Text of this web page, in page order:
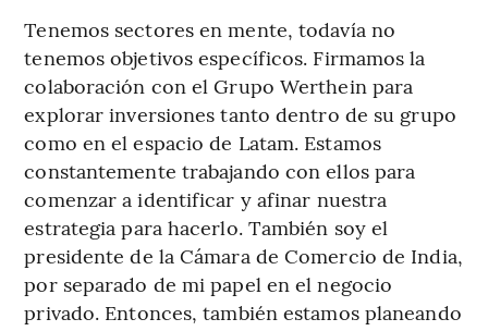
Tenemos sectores en mente, todavía no
tenemos objetivos específicos. Firmamos la
colaboración con el Grupo Werthein para
explorar inversiones tanto dentro de su grupo
como en el espacio de Latam. Estamos
constantemente trabajando con ellos para
comenzar a identificar y afinar nuestra
estrategia para hacerlo. También soy el
presidente de la Cámara de Comercio de India,
por separado de mi papel en el negocio
privado. Entonces, también estamos planeando